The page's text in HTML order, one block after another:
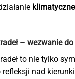
– wezwanie do
to nie tylko
nad